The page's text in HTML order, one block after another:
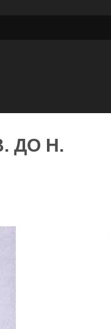
ДО Н.